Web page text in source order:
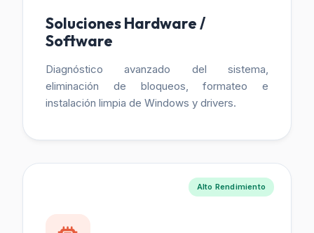
Soluciones Hardware /
Software
Diagnóstico avanzado del sistema,
eliminación de bloqueos, formateo e
instalación limpia de Windows y drivers.
Alto Rendimiento